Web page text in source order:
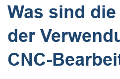
Was sind
der
CNC-